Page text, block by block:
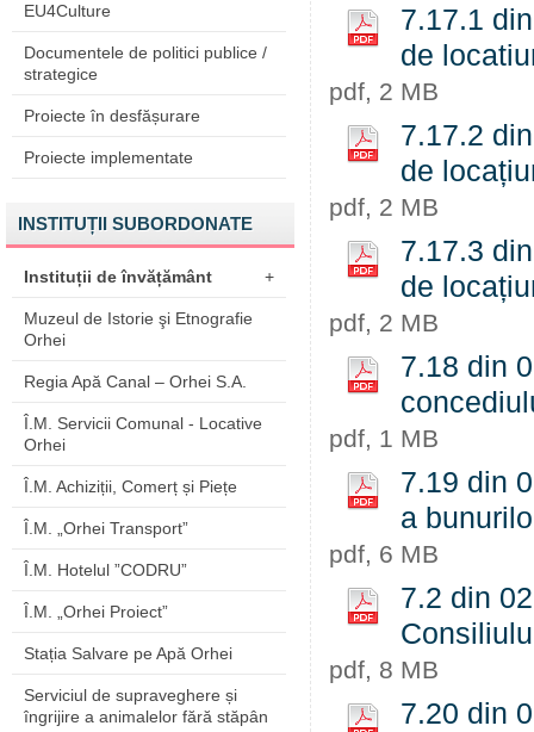
EU4Culture
Documentele de politici publice /
strategice
Proiecte în desfășurare
Proiecte implementate
INSTITUȚII SUBORDONATE
Instituții de învățământ +
Muzeul de Istorie şi Etnografie
Orhei
Regia Apă Canal – Orhei S.A.
Î.M. Servicii Comunal - Locative
Orhei
Î.M. Achiziții, Comerț și Piețe
Î.M. „Orhei Transport”
Î.M. Hotelul ”CODRU”
Î.M. „Orhei Proiect”
Stația Salvare pe Apă Orhei
Serviciul de supraveghere și
îngrijire a animalelor fără stăpân
7.17.1
de
pdf, 2 MB
7.17.2
de
pdf, 2 MB
7.17.3
de
pdf, 2 MB
7.18 din
pdf, 1 MB
7.19 din
a
pdf, 6 MB
7.2 din
pdf, 8 MB
7.20 din